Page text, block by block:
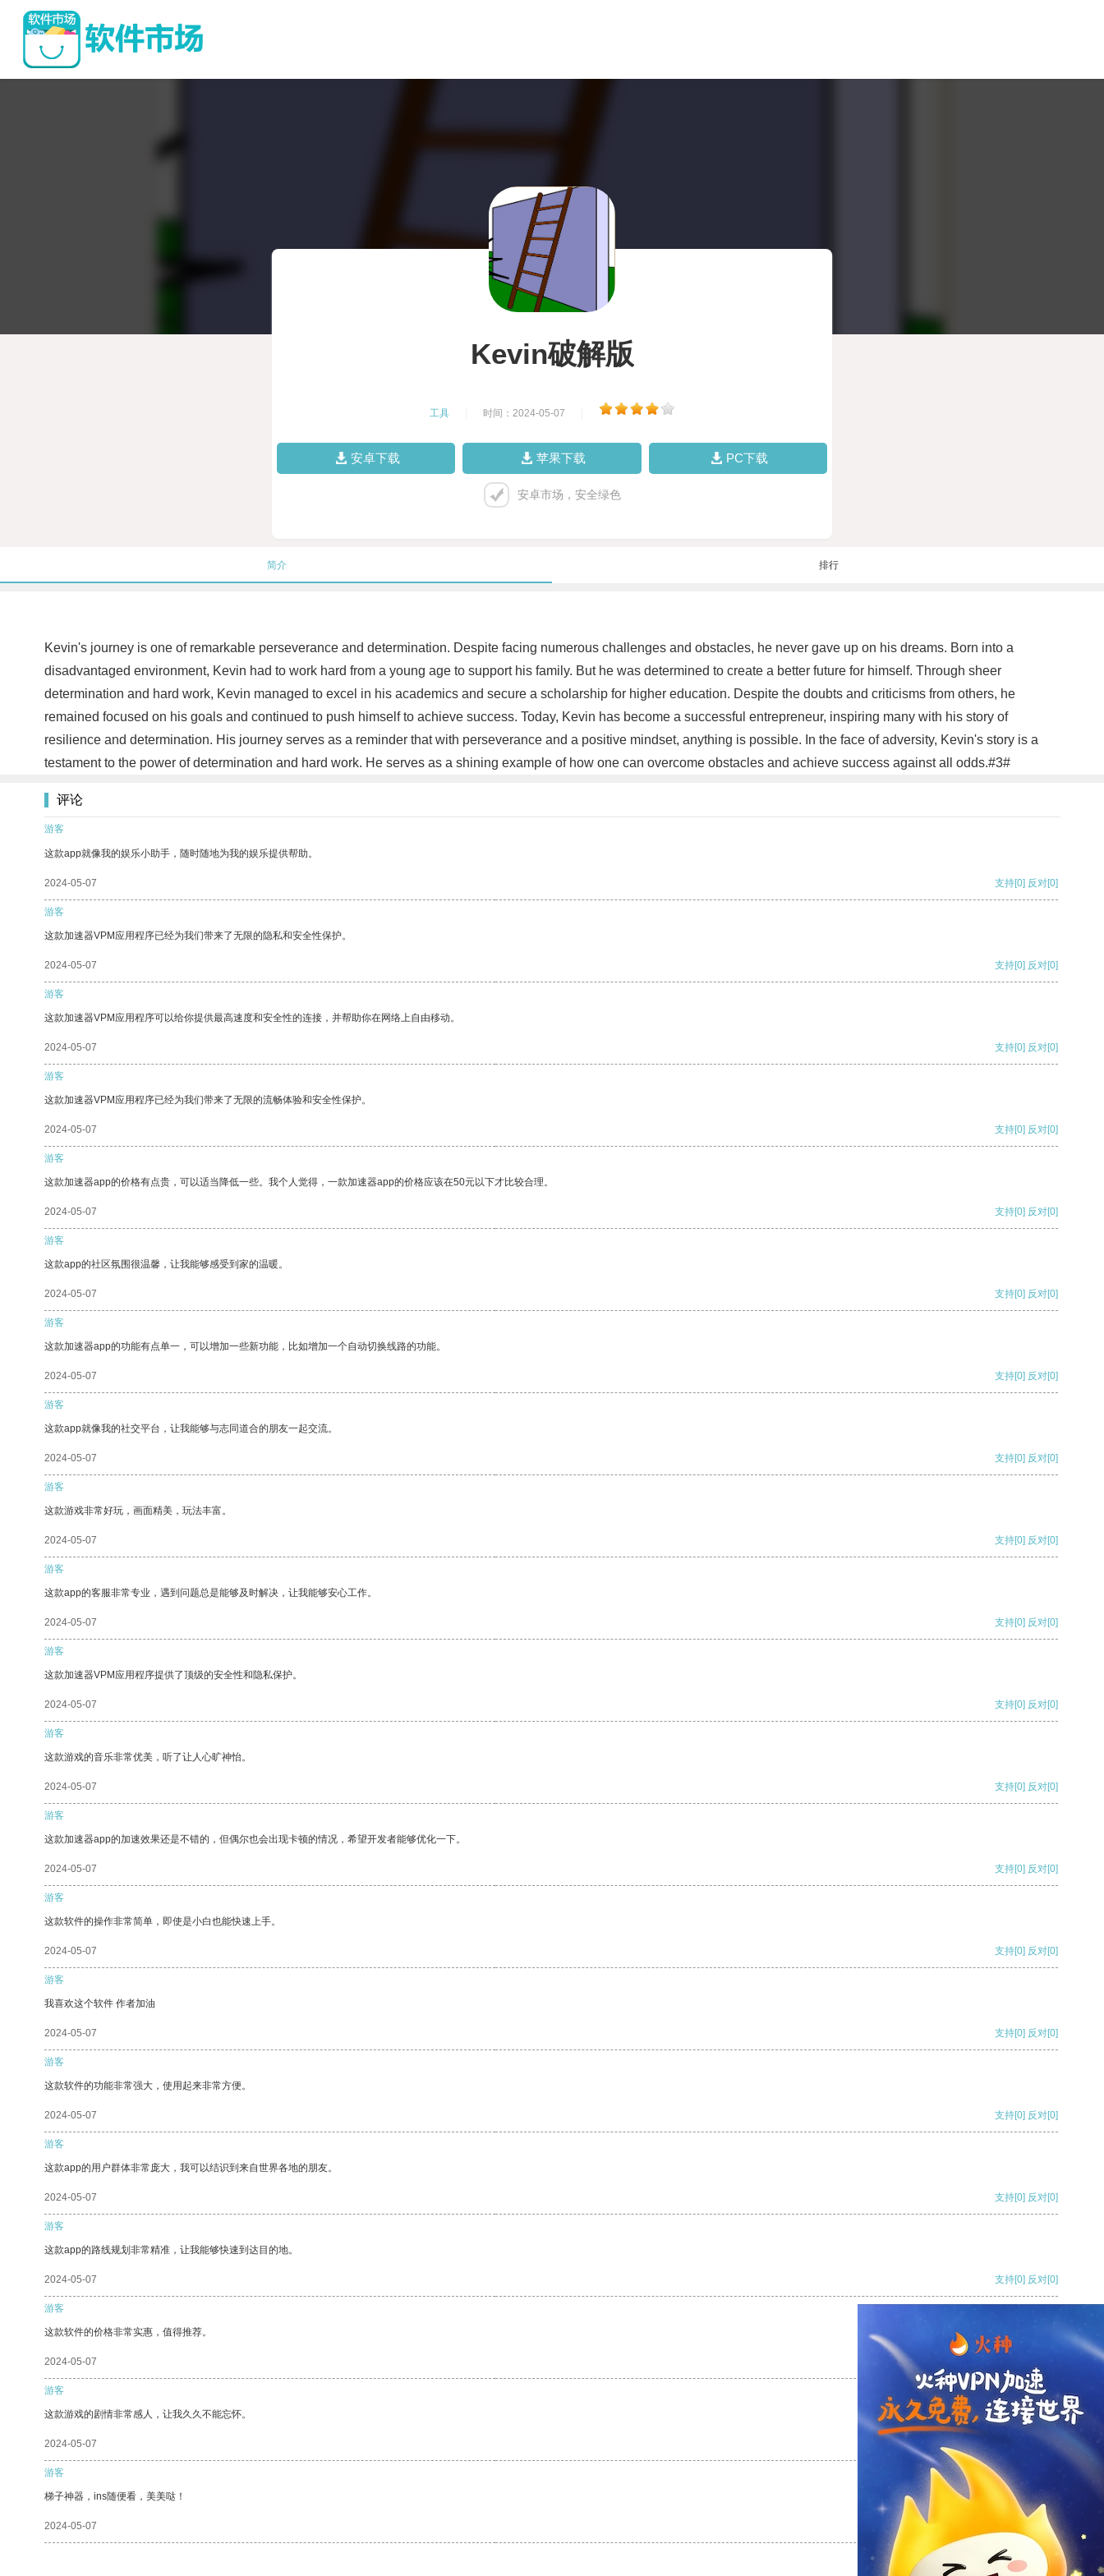
Kevin破解版
工具 时间：2024-05-07
安卓下载 苹果下载 PC下载
安卓市场，安全绿色
简介 排行
Kevin's journey is one of remarkable perseverance and determination. Despite facing numerous challenges and obstacles, he never gave up on his dreams. Born into a
disadvantaged environment, Kevin had to work hard from a young age to support his family. But he was determined to create a better future for himself. Through sheer
determination and hard work, Kevin managed to excel in his academics and secure a scholarship for higher education. Despite the doubts and criticisms from others, he
remained focused on his goals and continued to push himself to achieve success. Today, Kevin has become a successful entrepreneur, inspiring many with his story of
resilience and determination. His journey serves as a reminder that with perseverance and a positive mindset, anything is possible. In the face of adversity, Kevin's story is a
testament to the power of determination and hard work. He serves as a shining example of how one can overcome obstacles and achieve success against all odds.#3#
评论
游客
这款app就像我的娱乐小助手，随时随地为我的娱乐提供帮助。
2024-05-07 支持[0] 反对[0]
游客
这款加速器VPM应用程序已经为我们带来了无限的隐私和安全性保护。
2024-05-07 支持[0] 反对[0]
游客
这款加速器VPM应用程序可以给你提供最高速度和安全性的连接，并帮助你在网络上自由移动。
2024-05-07 支持[0] 反对[0]
游客
这款加速器VPM应用程序已经为我们带来了无限的流畅体验和安全性保护。
2024-05-07 支持[0] 反对[0]
游客
这款加速器app的价格有点贵，可以适当降低一些。我个人觉得，一款加速器app的价格应该在50元以下才比较合理。
2024-05-07 支持[0] 反对[0]
游客
这款app的社区氛围很温馨，让我能够感受到家的温暖。
2024-05-07 支持[0] 反对[0]
游客
这款加速器app的功能有点单一，可以增加一些新功能，比如增加一个自动切换线路的功能。
2024-05-07 支持[0] 反对[0]
游客
这款app就像我的社交平台，让我能够与志同道合的朋友一起交流。
2024-05-07 支持[0] 反对[0]
游客
这款游戏非常好玩，画面精美，玩法丰富。
2024-05-07 支持[0] 反对[0]
游客
这款app的客服非常专业，遇到问题总是能够及时解决，让我能够安心工作。
2024-05-07 支持[0] 反对[0]
游客
这款加速器VPM应用程序提供了顶级的安全性和隐私保护。
2024-05-07 支持[0] 反对[0]
游客
这款游戏的音乐非常优美，听了让人心旷神怡。
2024-05-07 支持[0] 反对[0]
游客
这款加速器app的加速效果还是不错的，但偶尔也会出现卡顿的情况，希望开发者能够优化一下。
2024-05-07 支持[0] 反对[0]
游客
这款软件的操作非常简单，即使是小白也能快速上手。
2024-05-07 支持[0] 反对[0]
游客
我喜欢这个软件 作者加油
2024-05-07 支持[0] 反对[0]
游客
这款软件的功能非常强大，使用起来非常方便。
2024-05-07 支持[0] 反对[0]
游客
这款app的用户群体非常庞大，我可以结识到来自世界各地的朋友。
2024-05-07 支持[0] 反对[0]
游客
这款app的路线规划非常精准，让我能够快速到达目的地。
2024-05-07 支持[0] 反对[0]
游客
这款软件的价格非常实惠，值得推荐。
2024-05-07
游客
这款游戏的剧情非常感人，让我久久不能忘怀。
2024-05-07 反对
游客
梯子神器，ins随便看，美美哒！
2024-05-07 反对[0]